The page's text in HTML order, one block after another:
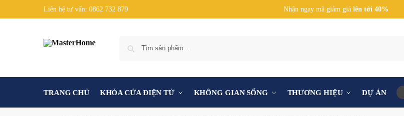
Liên hệ tư vấn: 0862 732 879 Nhận ngay mã giảm giá lên tới 40%
TRANG CHỦ KHÓA CỬA ĐIỆN TỬ KHÔNG GIAN SỐNG THƯƠNG HIỆU DỰ ÁN